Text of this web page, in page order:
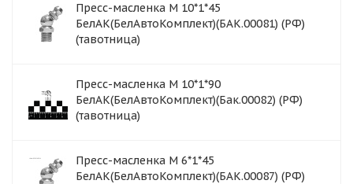
Пресс-масленка М 10*1*45
БелАК(БелАвтоКомплект)(БАК.00081) (РФ)
(тавотница)
Пресс-масленка М 10*1*90
БелАК(БелАвтоКомплект)(Бак.00082) (РФ)
(тавотница)
Пресс-масленка М 6*1*45
БелАК(БелАвтоКомплект)(БАК.00087) (РФ)